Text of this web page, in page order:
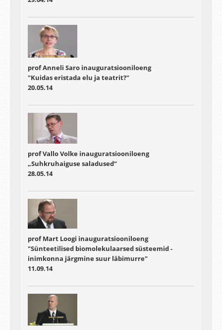
prof Anneli Saro inauguratsiooniloeng
"Kuidas eristada elu ja teatrit?"
20.05.14
prof Vallo Volke inauguratsiooniloeng
„Suhkruhaiguse saladused“
28.05.14
prof Mart Loogi inauguratsiooniloeng
"Sünteetilised biomolekulaarsed süsteemid -
inimkonna järgmine suur läbimurre"
11.09.14